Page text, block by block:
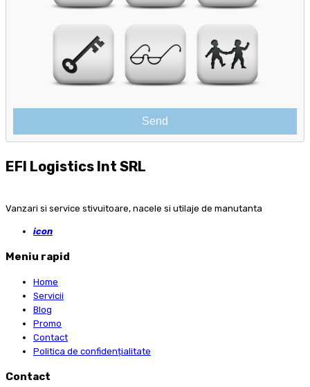
EFI Logistics Int SRL
Vanzari si service stivuitoare, nacele si utilaje de manutanta
icon
Meniu rapid
Home
Servicii
Blog
Promo
Contact
Politica de confidențialitate
Contact